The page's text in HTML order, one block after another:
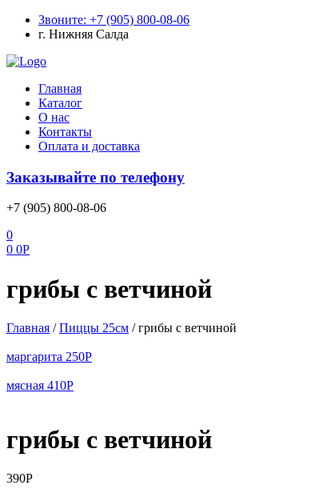
Звоните: +7 (905) 800-08-06
г. Нижняя Салда
Меню
Главная
Каталог
О нас
Контакты
Оплата и доставка
Заказывайте по телефону
+7 (905) 800-08-06
0
0 0Р
грибы с ветчиной
Главная /Пиццы 25см /грибы с ветчиной
маргарита 250Р
мясная 410Р
грибы с ветчиной
390Р